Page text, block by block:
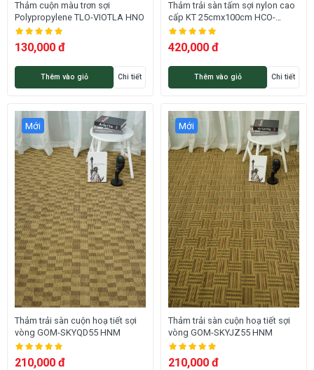
Thảm cuộn màu trơn sợi
Polypropylene TLO-VIOTLA HNO
130,000 đ
Thêm vào giỏ Chi tiết
Thảm trải sàn tấm sợi nylon cao
cấp KT 25cmx100cm HCO-
LAGOMBE HNM
420,000 đ
Thêm vào giỏ Chi tiết
Mới
Thảm trải sàn cuộn hoạ tiết sợi
vòng GOM-SKYQD55 HNM
210,000 đ
Mới
Thảm trải sàn cuộn hoạ tiết sợi
vòng GOM-SKYJZ55 HNM
210,000 đ